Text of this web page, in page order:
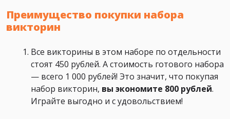
Преимущество покупки набора
викторин
Все викторины в этом наборе по отдельности
стоят 450 рублей. А стоимость готового набора
— всего 1 000 рублей! Это значит, что покупая
набор викторин, вы экономите 800 рублей.
Играйте выгодно и с удовольствием!